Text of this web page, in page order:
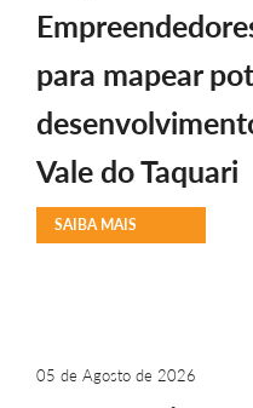
para mapear
Vale do Taquari
SAIBA MAIS
05 de Agosto de 2026